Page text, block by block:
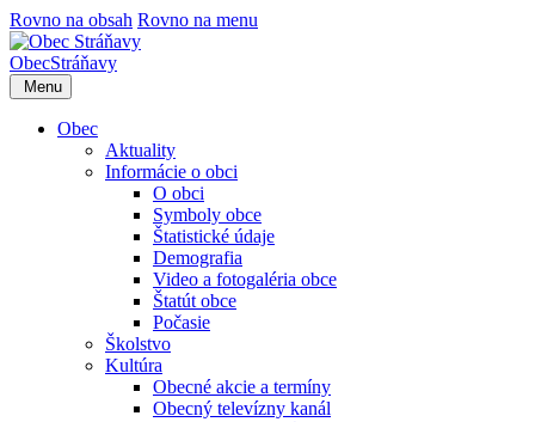
Rovno na obsah Rovno na menu
ObecStráňavy
Menu
Obec
Aktuality
Informácie o obci
O obci
Symboly obce
Štatistické údaje
Demografia
Video a fotogaléria obce
Štatút obce
Počasie
Školstvo
Kultúra
Obecné akcie a termíny
Obecný televízny kanál